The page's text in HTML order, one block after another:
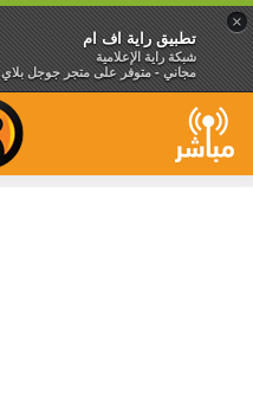
×
تطبيق راية اف ام
شبكة راية الإعلامية
مجاني - متوفر على متجر جوجل بلاي